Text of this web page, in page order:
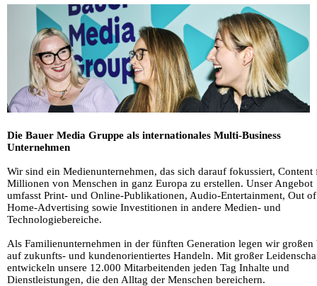
Die Bauer Media Gruppe als internationales Multi-Business
Unternehmen
Wir sind ein Medienunternehmen, das sich darauf fokussiert, Content
Millionen von Menschen in ganz Europa zu erstellen. Unser Angebot
umfasst Print- und Online-Publikationen, Audio-Entertainment, Out of
Home-Advertising sowie Investitionen in andere Medien- und
Technologiebereiche.
Als Familienunternehmen in der fünften Generation legen wir großen
auf zukunfts- und kundenorientiertes Handeln. Mit großer
entwickeln unsere 12.000 Mitarbeitenden jeden Tag Inhalte und
Dienstleistungen, die den Alltag der Menschen bereichern.